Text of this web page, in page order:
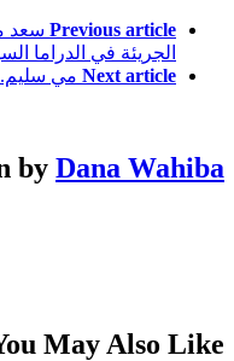
Previous article سعد
الجريئة في الدراما
Next article مي
by Dana Wahiba
May Also Like